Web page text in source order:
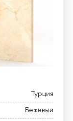
Турция
Бежевый